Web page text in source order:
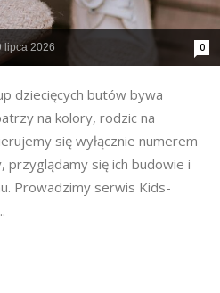
lipca 2026 0
dziecięcych butów bywa
na kolory, rodzic na
się wyłącznie numerem
przyglądamy się ich budowie i
Prowadzimy serwis Kids-